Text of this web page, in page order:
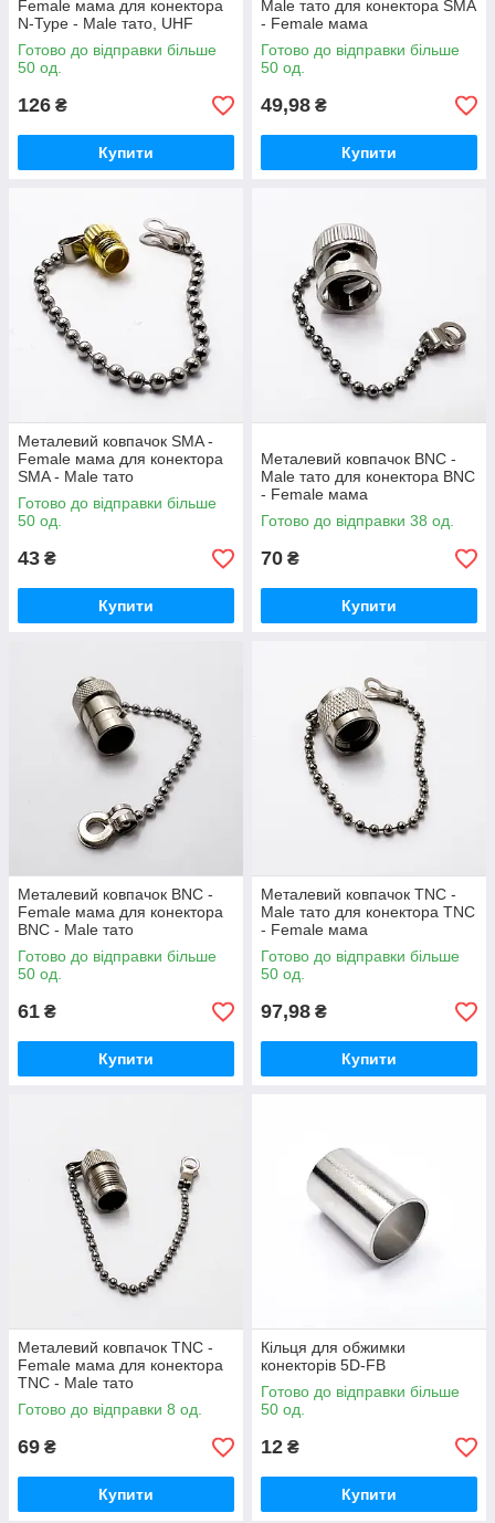
Female мама для конектора
N-Type - Male тато, UHF
Готово до відправки більше
50 од.
126 ₴
Купити
Male тато для конектора SMA
- Female мама
Готово до відправки більше
50 од.
49,98 ₴
Купити
Металевий ковпачок SMA -
Female мама для конектора
SMA - Male тато
Готово до відправки більше
50 од.
43 ₴
Купити
Металевий ковпачок BNC -
Male тато для конектора BNC
- Female мама
Готово до відправки 38 од.
70 ₴
Купити
Металевий ковпачок BNC -
Female мама для конектора
BNC - Male тато
Готово до відправки більше
50 од.
61 ₴
Купити
Металевий ковпачок TNC -
Male тато для конектора TNC
- Female мама
Готово до відправки більше
50 од.
97,98 ₴
Купити
Металевий ковпачок TNC -
Female мама для конектора
TNC - Male тато
Готово до відправки 8 од.
69 ₴
Купити
Кільця для обжимки
конекторів 5D-FB
Готово до відправки більше
50 од.
12 ₴
Купити